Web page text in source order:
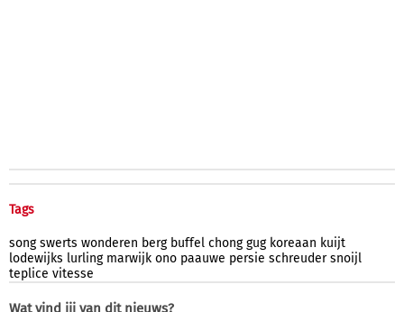
Tags
song swerts wonderen berg buffel chong gug koreaan kuijt
lodewijks lurling marwijk ono paauwe persie schreuder snoijl
teplice vitesse
Wat vind jij van dit nieuws?